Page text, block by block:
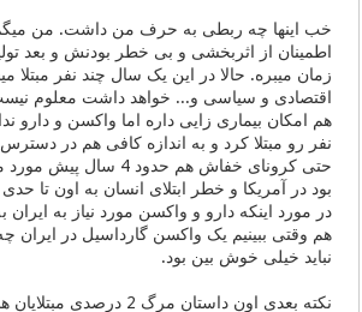
خب اینها چه ربطی به حرف من داشت. من
اطمینان از اثربخشی و بی خطر بودنش و بعد
زمان میبره. حالا در این یک سال چند نفر مبتلا
اقتصادی و سیاسی و... خواهد داشت معلوم
نفر رو مبتلا کرد و به اندازه کافی هم در
حتی کرونای خفاش هم حدود 4
بود در آمریکا و خطر ابتلای انسان به اون تا
در مورد اینکه دارو و واکسن مورد نیاز به
هم وقتی ببینیم یک واکسن گارداسیل در ایران
نباید خیلی خوش بین بود.
نکته بعدی اون داستان مرگ 2